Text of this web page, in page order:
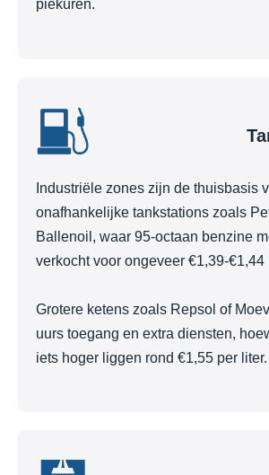
piekuren.
Industriële zones zijn de thuisbasis
onafhankelijke tankstations zoals
Ballenoil, waar 95-octaan benzine
verkocht voor ongeveer €1,39-€1,44
Grotere ketens zoals Repsol of
uurs toegang en extra diensten,
iets hoger liggen rond €1,55 per liter.